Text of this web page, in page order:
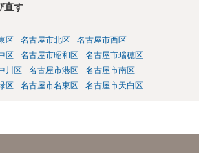
内に訴訟を提起する必要があります。
直す
区 名古屋市北区
名古屋市西区
区 名古屋市昭和区
名古屋市瑞穂区
川区 名古屋市港区
名古屋市南区
区 名古屋市名東区 名古屋市天白区